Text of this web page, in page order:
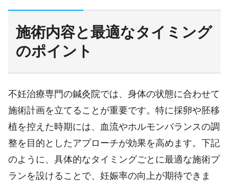
施術内容と最適なタイミング
のポイント
不妊治療専門の鍼灸院では、身体の状態に合わせて
施術計画を立てることが重要です。特に採卵や胚移
植を控えた時期には、血流やホルモンバランスの調
整を目的としたアプローチが効果を高めます。下記
のように、具体的なタイミングごとに最適な施術プ
ランを設けることで、妊娠率の向上が期待できま